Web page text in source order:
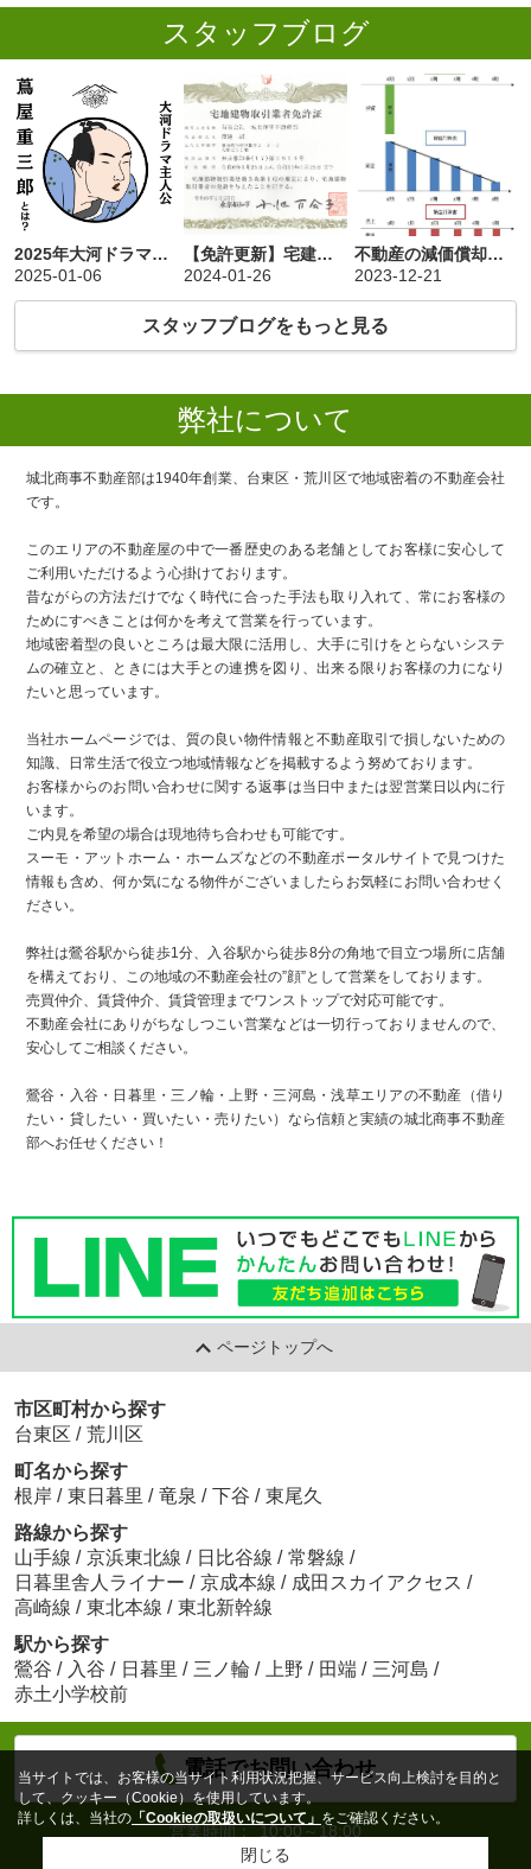
スタッフブログ
2025年大河ドラマ主人公「蔦屋重三郎」とは？台東区との関係や人物について
2025-01-06
【免許更新】宅建業の免許番号が（17）になりました
2024-01-26
不動産の減価償却とは？居住用と事業用の違いをわかりやすく解説
2023-12-21
スタッフブログをもっと見る
弊社について
城北商事不動産部は1940年創業、台東区・荒川区で地域密着の不動産会社
です。
このエリアの不動産屋の中で一番歴史のある老舗としてお客様に安心して
ご利用いただけるよう心掛けております。
昔ながらの方法だけでなく時代に合った手法も取り入れて、常にお客様の
ためにすべきことは何かを考えて営業を行っています。
地域密着型の良いところは最大限に活用し、大手に引けをとらないシステ
ムの確立と、ときには大手との連携を図り、出来る限りお客様の力になり
たいと思っています。
当社ホームページでは、質の良い物件情報と不動産取引で損しないための
知識、日常生活で役立つ地域情報などを掲載するよう努めております。
お客様からのお問い合わせに関する返事は当日中または翌営業日以内に行
います。
ご内見を希望の場合は現地待ち合わせも可能です。
スーモ・アットホーム・ホームズなどの不動産ポータルサイトで見つけた
情報も含め、何か気になる物件がございましたらお気軽にお問い合わせく
ださい。
弊社は鶯谷駅から徒歩1分、入谷駅から徒歩8分の角地で目立つ場所に店舗
を構えており、この地域の不動産会社の”顔”として営業をしております。
売買仲介、賃貸仲介、賃貸管理までワンストップで対応可能です。
不動産会社にありがちなしつこい営業などは一切行っておりませんので、
安心してご相談ください。
鶯谷・入谷・日暮里・三ノ輪・上野・三河島・浅草エリアの不動産（借り
たい・貸したい・買いたい・売りたい）なら信頼と実績の城北商事不動産
部へお任せください！
ページトップへ
市区町村から探す
台東区 / 荒川区
町名から探す
根岸 / 東日暮里 / 竜泉 / 下谷 / 東尾久
路線から探す
山手線 / 京浜東北線 / 日比谷線 / 常磐線 /
日暮里舎人ライナー / 京成本線 / 成田スカイアクセス /
高崎線 / 東北本線 / 東北新幹線
駅から探す
鶯谷 / 入谷 / 日暮里 / 三ノ輪 / 上野 / 田端 / 三河島 /
赤土小学校前
電話でお問い合わせ
営業時間： 10:00～18:00
定休日： 日曜、祝日
当サイトでは、お客様の当サイト利用状況把握、サービス向上検討を目的と
して、クッキー（Cookie）を使用しています。
詳しくは、当社の 「Cookieの取扱いについて」 をご確認ください。
閉じる